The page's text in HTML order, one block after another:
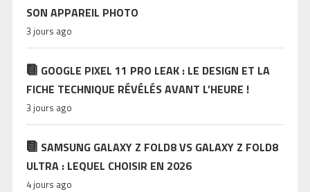
SON APPAREIL PHOTO
3 jours ago
GOOGLE PIXEL 11 PRO LEAK : LE DESIGN ET LA
FICHE TECHNIQUE RÉVÉLÉS AVANT L’HEURE !
3 jours ago
SAMSUNG GALAXY Z FOLD8 VS GALAXY Z FOLD8
ULTRA : LEQUEL CHOISIR EN 2026
4 jours ago